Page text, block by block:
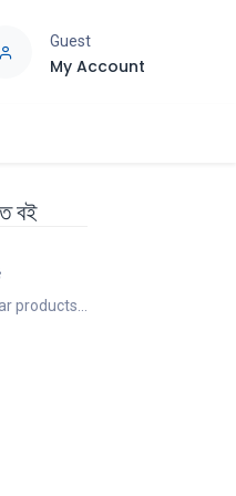
Guest
My Account
বই
products...